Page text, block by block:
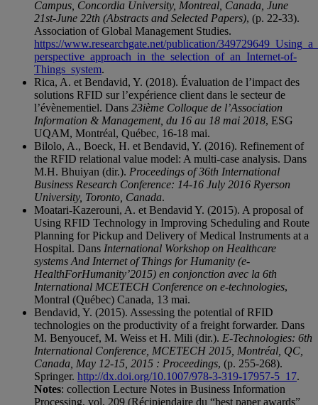
Campus, Concordia University, Montreal, Canada, June
21st-June 22th (Abstracts and Selected Papers), (p. 22-33).
Association of Global Management Studies.
https://www.researchgate.net/publication/
perspective_approach_in_the_selection_of_an_Internet-of-
Things_system.
Rica, A. et Bendavid, Y. (2018). Évaluation de l’impact des
solutions RFID sur l’expérience client dans le secteur de
l’évènementiel. Dans 23ième Colloque de l’Association
Information & Management, du 16 au 18 mai 2018, ESG
UQAM, Montréal, Québec, 16-18 mai.
Bilolo, A., Boeck, H. et Bendavid, Y. (2016). Refinement of
the RFID relational value model: A multi-case analysis. Dans
M.H. Bhuiyan (dir.). Proceedings of 36th International
Business Research Conference: 14-16 July 2016 Ryerson
University, Toronto, Canada.
Moatari-Kazerouni, A. et Bendavid Y. (2015). A proposal of
Using RFID Technology in Improving Scheduling and Route
Planning for Pickup and Delivery of Medical Instruments at a
Hospital. Dans International Workshop on Healthcare
systems And Internet of Things for Humanity (e-
HealthForHumanity’2015) en conjonction avec la 6th
International MCETECH Conference on e-technologies,
Montral (Québec) Canada, 13 mai.
Bendavid, Y. (2015). Assessing the potential of RFID
technologies on the productivity of a freight forwarder. Dans
M. Benyoucef, M. Weiss et H. Mili (dir.). E-Technologies: 6th
International Conference, MCETECH 2015, Montréal, QC,
Canada, May 12-15, 2015 : Proceedings, (p. 255-268).
Springer. http://dx.doi.org/10.1007/978-3-319-17957-5_17.
Notes: collection Lecture Notes in Business Information
Processing, vol. 209 (Récipiendaire du “best paper awards”